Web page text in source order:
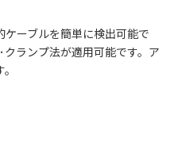
ーブルを簡単に検出可能で
ランプ法が適用可能です。ア